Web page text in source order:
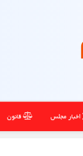
اخبار مجلس قانون